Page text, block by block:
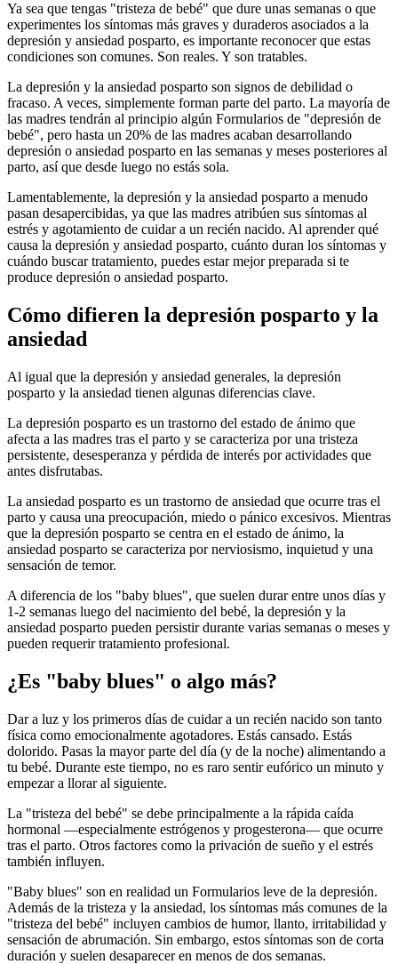
Ya sea que tengas "tristeza de bebé" que dure unas semanas o que
experimentes los síntomas más graves y duraderos asociados a la
depresión y ansiedad posparto, es importante reconocer que estas
condiciones son comunes. Son reales. Y son tratables.
La depresión y la ansiedad posparto son signos de debilidad o
fracaso. A veces, simplemente forman parte del parto. La mayoría de
las madres tendrán al principio algún Formularios de "depresión de
bebé", pero hasta un 20% de las madres acaban desarrollando
depresión o ansiedad posparto en las semanas y meses posteriores al
parto, así que desde luego no estás sola.
Lamentablemente, la depresión y la ansiedad posparto a menudo
pasan desapercibidas, ya que las madres atribúen sus síntomas al
estrés y agotamiento de cuidar a un recién nacido. Al aprender qué
causa la depresión y ansiedad posparto, cuánto duran los síntomas y
cuándo buscar tratamiento, puedes estar mejor preparada si te
produce depresión o ansiedad posparto.
Cómo difieren la depresión posparto y la
ansiedad
Al igual que la depresión y ansiedad generales, la depresión
posparto y la ansiedad tienen algunas diferencias clave.
La depresión posparto es un trastorno del estado de ánimo que
afecta a las madres tras el parto y se caracteriza por una tristeza
persistente, desesperanza y pérdida de interés por actividades que
antes disfrutabas.
La ansiedad posparto es un trastorno de ansiedad que ocurre tras el
parto y causa una preocupación, miedo o pánico excesivos. Mientras
que la depresión posparto se centra en el estado de ánimo, la
ansiedad posparto se caracteriza por nerviosismo, inquietud y una
sensación de temor.
A diferencia de los "baby blues", que suelen durar entre unos días y
1-2 semanas luego del nacimiento del bebé, la depresión y la
ansiedad posparto pueden persistir durante varias semanas o meses y
pueden requerir tratamiento profesional.
¿Es "baby blues" o algo más?
Dar a luz y los primeros días de cuidar a un recién nacido son tanto
física como emocionalmente agotadores. Estás cansado. Estás
dolorido. Pasas la mayor parte del día (y de la noche) alimentando a
tu bebé. Durante este tiempo, no es raro sentir eufórico un minuto y
empezar a llorar al siguiente.
La "tristeza del bebé" se debe principalmente a la rápida caída
hormonal —especialmente estrógenos y progesterona— que ocurre
tras el parto. Otros factores como la privación de sueño y el estrés
también influyen.
"Baby blues" son en realidad un Formularios leve de la depresión.
Además de la tristeza y la ansiedad, los síntomas más comunes de la
"tristeza del bebé" incluyen cambios de humor, llanto, irritabilidad y
sensación de abrumación. Sin embargo, estos síntomas son de corta
duración y suelen desaparecer en menos de dos semanas.